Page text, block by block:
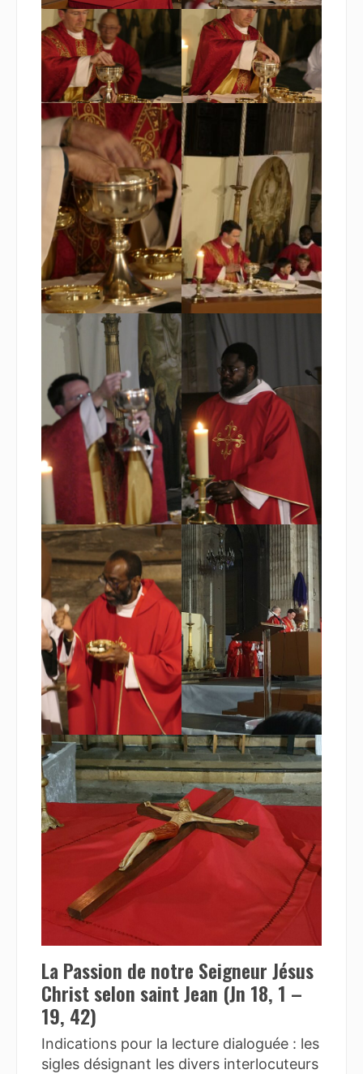
La Passion de notre Seigneur Jésus
Christ selon saint Jean (Jn 18, 1 –
19, 42)
Indications pour la lecture dialoguée : les
sigles désignant les divers interlocuteurs